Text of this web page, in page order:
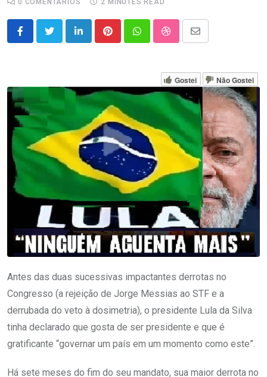
0 COMENTÁRIOS 2 MINUTES READ
LinkedInPinterestWhatsappStumbleUpon
Share
Email
Gostei Não Gostei
Antes das duas sucessivas impactantes derrotas no
Congresso (a rejeição de Jorge Messias ao STF e a
derrubada do veto à dosimetria), o presidente Lula da Silva
tinha declarado que gosta de ser presidente e que é
gratificante “governar um país em um momento como este”.
Há sete meses do fim do seu mandato, sua maior derrota no